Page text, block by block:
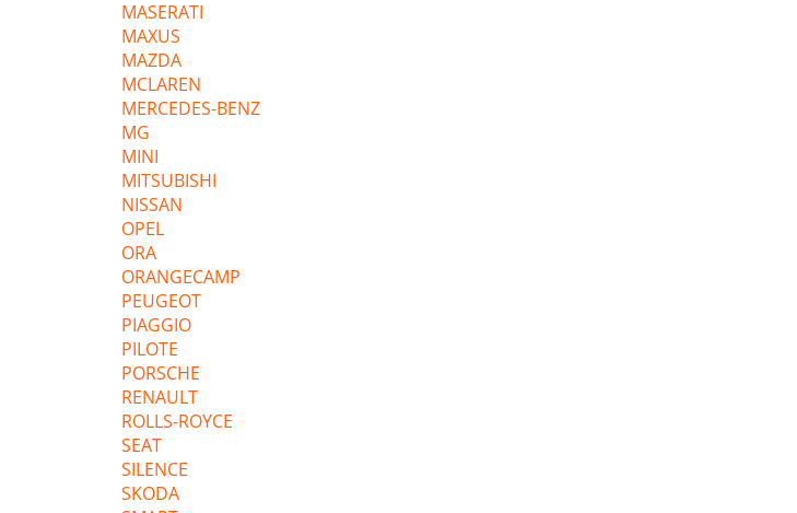
MASERATI
MAXUS
MAZDA
MCLAREN
MERCEDES-BENZ
MG
MINI
MITSUBISHI
NISSAN
OPEL
ORA
ORANGECAMP
PEUGEOT
PIAGGIO
PILOTE
PORSCHE
RENAULT
ROLLS-ROYCE
SEAT
SILENCE
SKODA